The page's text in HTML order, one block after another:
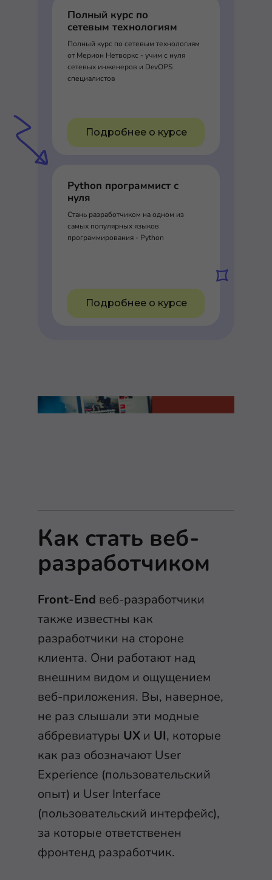
Полный курс по
сетевым технологиям
Полный курс по сетевым технологиям
от Мерион Нетворкс - учим с нуля
сетевых инженеров и DevOPS
специалистов
Подробнее о курсе
Python программист с
нуля
Стань разработчиком на одном из
самых популярных языков
программирования - Python
Подробнее о курсе
Как стать веб-
разработчиком
Front-End веб-разработчики
также известны как
разработчики на стороне
клиента. Они работают над
внешним видом и ощущением
веб-приложения. Вы, наверное,
не раз слышали эти модные
аббревиатуры UX и UI, которые
как раз обозначают User
Experience (пользовательский
опыт) и User Interface
(пользовательский интерфейс),
за которые ответственен
фронтенд разработчик.